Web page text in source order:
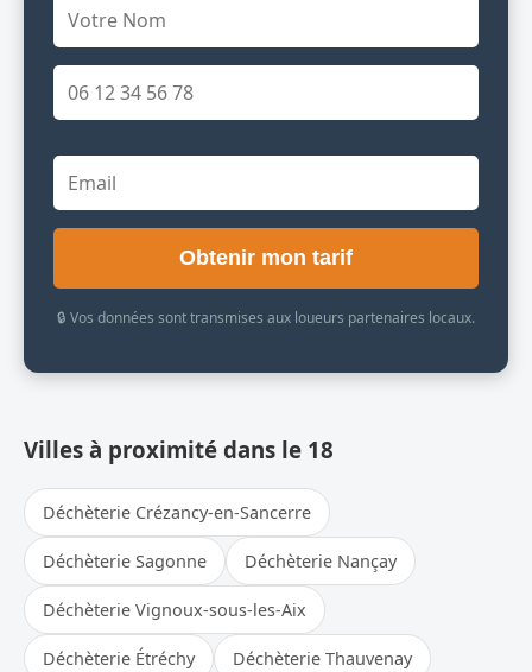
Obtenir mon tarif
🔒 Vos données sont transmises aux loueurs partenaires locaux.
Villes à proximité dans le 18
Déchèterie Crézancy-en-Sancerre
Déchèterie Sagonne Déchèterie Nançay
Déchèterie Vignoux-sous-les-Aix
Déchèterie Étréchy Déchèterie Thauvenay